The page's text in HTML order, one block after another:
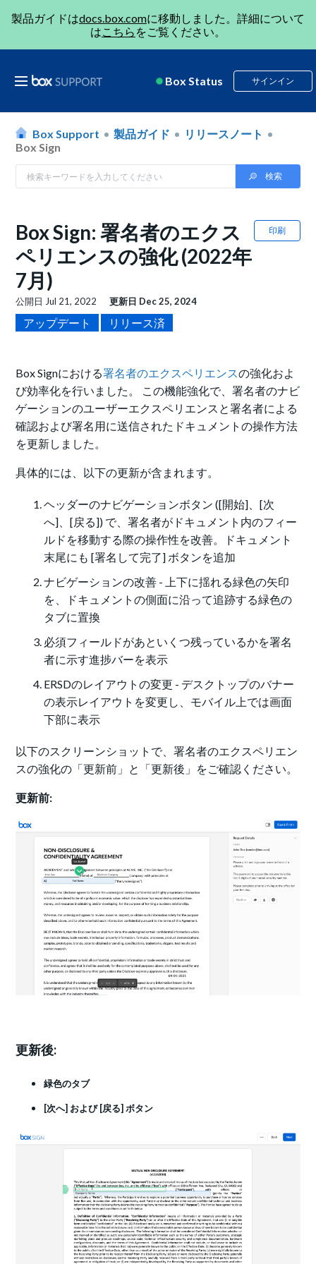
製品ガイドはdocs.box.comに移動しました。詳細について
はこちら をご覧ください。
Box Status サインイン
Box Support 製品ガイド
リリースノート
Box Sign
印刷
Box Sign: 署名者のエクス
ペリエンスの強化 (2022年
7月)
公開日 Jul 21, 2022 更新日 Dec 25, 2024
アップデート リリース済
Box Signにおける署名者のエクスペリエンスの強化およ
び効率化を行いました。 この機能強化で、署名者のナビ
ゲーションのユーザーエクスペリエンスと署名者による
確認および署名用に送信されたドキュメントの操作方法
を更新しました。
具体的には、以下の更新が含まれます。
ヘッダーのナビゲーションボタン ([開始]、[次
へ]、[戻る]) で、署名者がドキュメント内のフィー
ルドを移動する際の操作性を改善。ドキュメント
末尾にも [署名して完了] ボタンを追加
ナビゲーションの改善 - 上下に揺れる緑色の矢印
を、ドキュメントの側面に沿って追跡する緑色の
タブに置換
必須フィールドがあといくつ残っているかを署名
者に示す進捗バーを表示
ERSDのレイアウトの変更 - デスクトップのバナー
の表示レイアウトを変更し、モバイル上では画面
下部に表示
以下のスクリーンショットで、署名者のエクスペリエン
スの強化の「更新前」と「更新後」をご確認ください。
更新前:
更新後:
緑色のタブ
[次へ] および [戻る] ボタン